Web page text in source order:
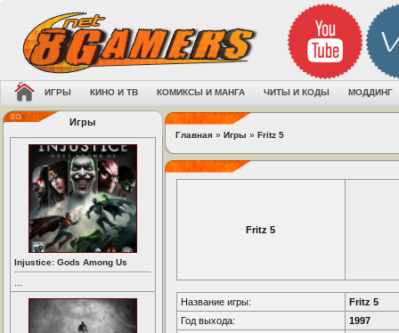
ИГРЫ КИНО И ТВ КОМИКСЫ И МАНГА ЧИТЫ И КОДЫ МОДДИНГ
Игры
Injustice: Gods Among Us
Главная » Игры » Fritz 5
Fritz 5
Название игры:
Fritz 5
Год выхода:
1997